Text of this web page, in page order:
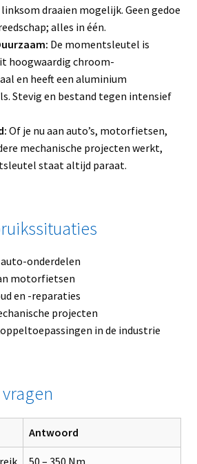
draaien mogelijk. Geen gedoe
alles in één.
De momentsleutel is
hoogwaardig chroom-
en heeft een aluminium
Stevig en bestand tegen intensief
Of je nu aan auto’s, motorfietsen,
mechanische projecten werkt,
staat altijd paraat.
onderdelen
motorfietsen
en -reparaties
projecten
in de industrie
Antwoord